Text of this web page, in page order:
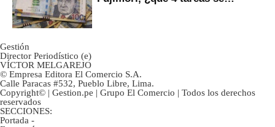
Gestión
Director Periodístico (e)
VÍCTOR MELGAREJO
© Empresa Editora El Comercio S.A.
Calle Paracas #532, Pueblo Libre, Lima.
Copyright© | Gestion.pe | Grupo El Comercio | Todos los derechos
reservados
SECCIONES:
Portada -